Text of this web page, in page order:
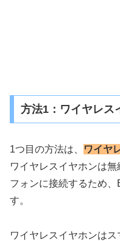
方法1：ワイヤレス
1つ目の方法は、 ワイヤ
ワイヤレスイヤホンは
フォンに接続するため
す。
ワイヤレスイヤホンは